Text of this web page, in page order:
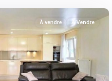
À vendre À Vendre